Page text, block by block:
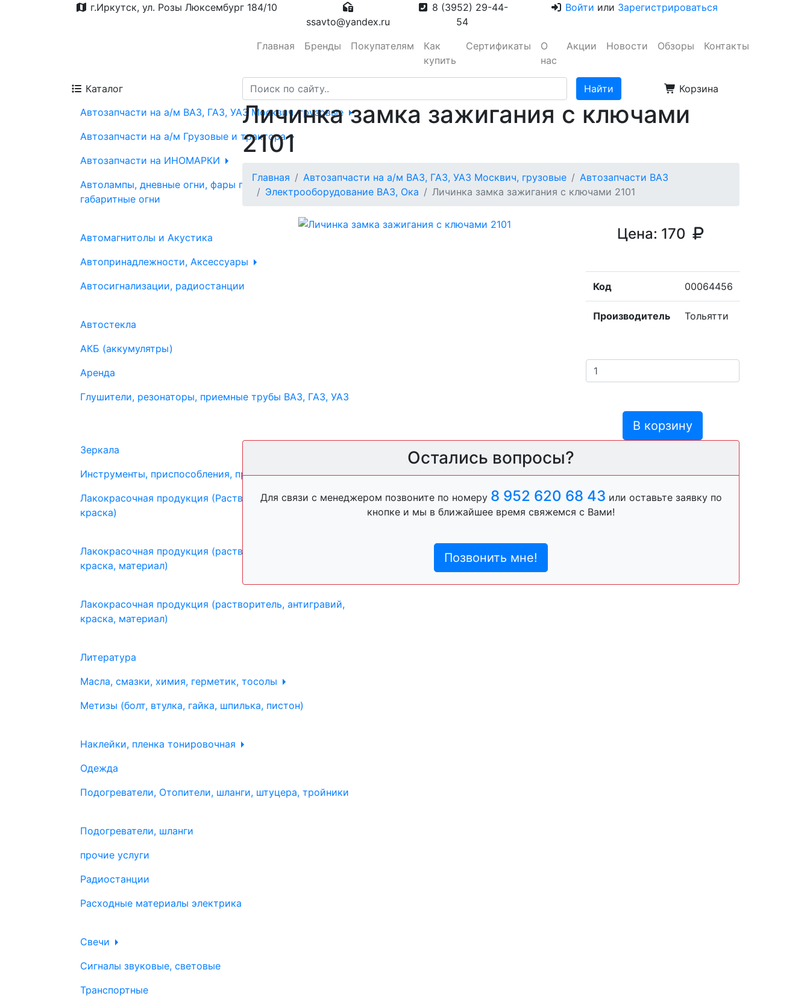
г.Иркутск, ул. Розы Люксембург 184/10
ssavto@yandex.ru
8 (3952) 29-44-
54
Войти или Зарегистрироваться
Главная Бренды Покупателям
Как
купить
Сертификаты
О
нас
Акции Новости Обзоры Контакты
Каталог
Корзина
Автозапчасти на а/м ВАЗ, ГАЗ, УАЗ Москвич, грузовые
Автозапчасти на а/м Грузовые и трактора
Автозапчасти на ИНОМАРКИ
Автолампы, дневные огни, фары противотуманные,
габаритные огни
Автомагнитолы и Акустика
Автопринадлежности, Аксессуары
Автосигнализации, радиостанции
Автостекла
АКБ (аккумулятры)
Аренда
Глушители, резонаторы, приемные трубы ВАЗ, ГАЗ, УАЗ
Зеркала
Инструменты, приспособления, приборы
Лакокрасочная продукция (Растворитель, анигравий,
краска)
Лакокрасочная продукция (растворитель, анигравий,
краска, материал)
Лакокрасочная продукция (растворитель, антигравий,
краска, материал)
Литература
Масла, смазки, химия, герметик, тосолы
Метизы (болт, втулка, гайка, шпилька, пистон)
Наклейки, пленка тонировочная
Одежда
Подогреватели, Отопители, шланги, штуцера, тройники
Подогреватели, шланги
прочие услуги
Радиостанции
Расходные материалы электрика
Свечи
Сигналы звуковые, световые
Транспортные
Личинка замка зажигания с ключами
2101
Главная Автозапчасти на а/м ВАЗ, ГАЗ, УАЗ Москвич, грузовые
Автозапчасти ВАЗ
Электрооборудование ВАЗ, Ока
Личинка замка зажигания с ключами 2101
Цена: 170
Код 00064456
Производитель Тольятти
В корзину
Остались вопросы?
Для связи с менеджером позвоните по номеру 8 952 620 68 43 или оставьте заявку по
кнопке и мы в ближайшее время свяжемся с Вами!
Позвонить мне!